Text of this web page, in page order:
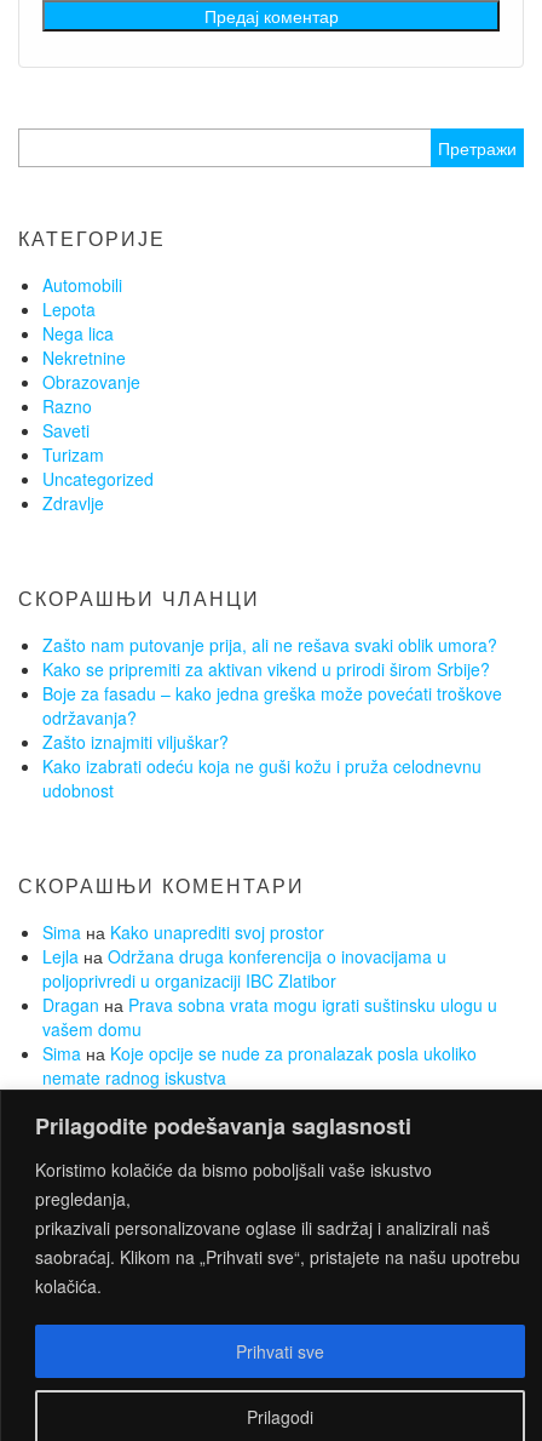
Prilagodite podešavanja saglasnosti
Koristimo kolačiće da bismo poboljšali vaše iskustvo
pregledanja,
prikazivali personalizovane oglase ili sadržaj i analizirali naš
saobraćaj. Klikom na „Prihvati sve“, pristajete na našu upotrebu
kolačića.
Prilagodi
Prihvati sve
за:
КАТЕГОРИЈЕ
Automobili
Lepota
Nega lica
Nekretnine
Obrazovanje
Razno
Saveti
Turizam
Uncategorized
Zdravlje
СКОРАШЊИ ЧЛАНЦИ
Zašto nam putovanje prija, ali ne rešava svaki oblik umora?
Kako se pripremiti za aktivan vikend u prirodi širom Srbije?
Boje za fasadu – kako jedna greška može povećati troškove
održavanja?
Zašto iznajmiti viljuškar?
Kako izabrati odeću koja ne guši kožu i pruža celodnevnu
udobnost
СКОРАШЊИ КОМЕНТАРИ
Sima на Kako unaprediti svoj prostor
Lejla на Održana druga konferencija o inovacijama u
poljoprivredi u organizaciji IBC Zlatibor
Dragan на Prava sobna vrata mogu igrati suštinsku ulogu u
vašem domu
Sima на Koje opcije se nude za pronalazak posla ukoliko
nemate radnog iskustva
Za to su najbolji sobni bicikli
PROUDLY POWERED BYWORDPRESS |THEME:
CONNECTBY THEMES4WP